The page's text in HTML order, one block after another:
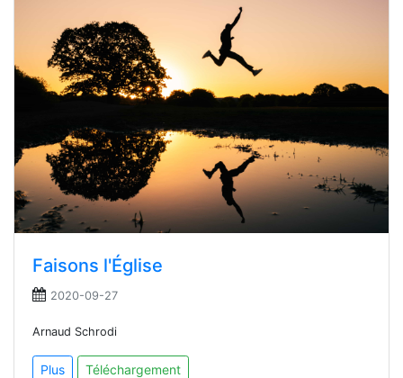
Faisons l'Église
2020-09-27
Arnaud Schrodi
Plus Téléchargement